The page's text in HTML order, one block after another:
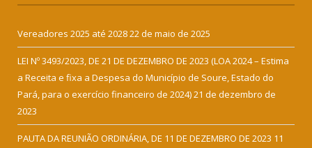
Vereadores 2025 até 202822 de maio de 2025
LEI Nº 3493/2023, DE 21 DE DEZEMBRO DE 2023 (LOA 2024 – Estima
a Receita e fixa a Despesa do Município de Soure, Estado do
Pará, para o exercício financeiro de 2024)21 de dezembro de
2023
PAUTA DA REUNIÃO ORDINÁRIA, DE 11 DE DEZEMBRO DE 2023 11